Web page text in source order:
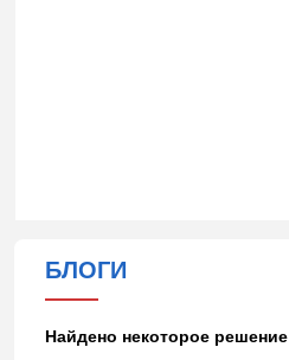
БЛОГИ
Найдено некоторое решение